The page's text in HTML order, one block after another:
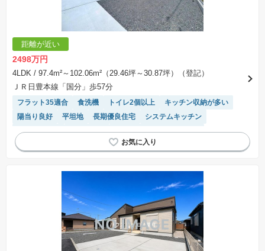
距離が近い
2498万円
4LDK / 97.4m²～102.06m²（29.46坪～30.87坪）（登記）
ＪＲ日豊本線「国分」歩57分
フラット35適合 食洗機 トイレ2個以上
キッチン収納が多い
陽当り良好
平坦地 長期優良住宅
システムキッチン
温水洗浄便座
浴室乾燥機
モニター付きインターホン
窓付き浴室